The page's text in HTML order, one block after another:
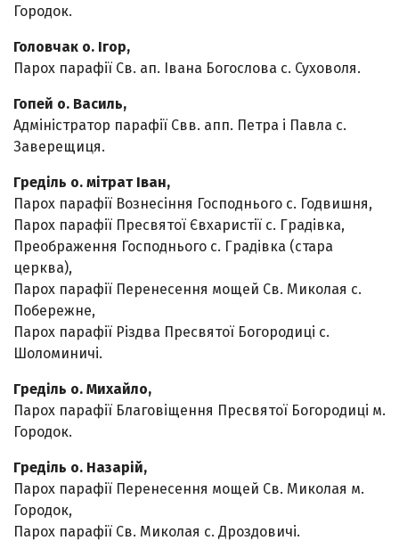
Городок.
Головчак о. Ігор,
Парох парафії Св. ап. Івана Богослова с. Суховоля.
Гопей о. Василь,
Адміністратор парафії Свв. апп. Петра і Павла с.
Заверещиця.
Греділь о. мітрат Іван,
Парох парафії Вознесіння Господнього с. Годвишня,
Парох парафії Пресвятої Євхаристії с. Градівка,
Преображення Господнього с. Градівка (стара
церква),
Парох парафії Перенесення мощей Св. Миколая с.
Побережне,
Парох парафії Різдва Пресвятої Богородиці с.
Шоломиничі.
Греділь о. Михайло,
Парох парафії Благовіщення Пресвятої Богородиці м.
Городок.
Греділь о. Назарій,
Парох парафії Перенесення мощей Св. Миколая м.
Городок,
Парох парафії Св. Миколая с. Дроздовичі.